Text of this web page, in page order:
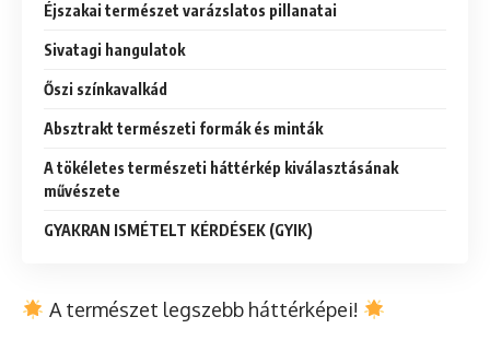
Éjszakai természet varázslatos pillanatai
Sivatagi hangulatok
Őszi színkavalkád
Absztrakt természeti formák és minták
A tökéletes természeti háttérkép kiválasztásának
művészete
GYAKRAN ISMÉTELT KÉRDÉSEK (GYIK)
A természet legszebb háttérképei!